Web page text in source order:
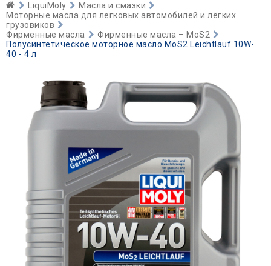
LiquiMoly
Масла и смазки
Моторные масла для легковых автомобилей и лёгких
грузовиков
Фирменные масла
Фирменные масла – MoS2
Полусинтетическое моторное масло MoS2 Leichtlauf 10W-
40 - 4 л